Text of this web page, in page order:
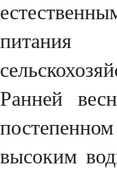
Ранней
высоким